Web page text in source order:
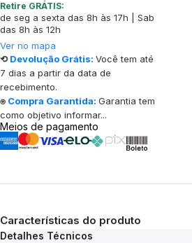
Retire GRÁTIS:
de seg a sexta das 8h às 17h | Sab
das 8h às 12h
Ver no mapa
⟲ Devolução Grátis: Você tem até
7 dias a partir da data de
recebimento.
⍟ Compra Garantida: Garantia tem
como objetivo informar...
Meios de pagamento
Características do produto
Detalhes Técnicos